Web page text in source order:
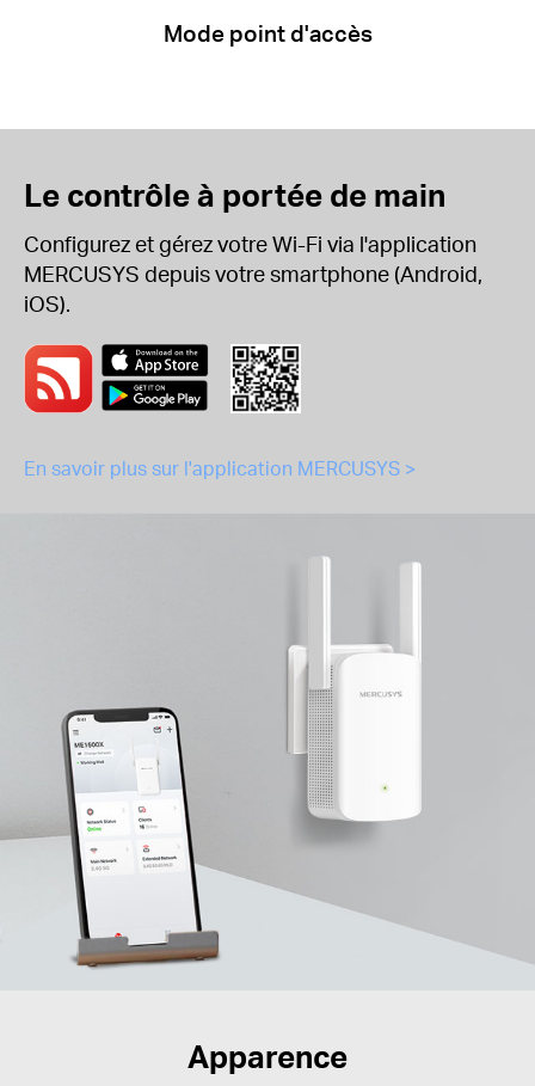
Mode point d'accès
Le contrôle à portée de main
Configurez et gérez votre Wi-Fi via l'application
MERCUSYS depuis votre smartphone (Android,
iOS).
En savoir plus sur l'application MERCUSYS >
Apparence